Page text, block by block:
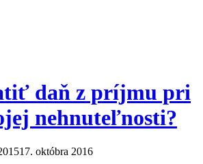
daň z príjmu pri
nehnuteľnosti?
17. októbra 2016